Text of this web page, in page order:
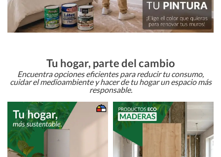
Tu hogar, parte del cambio
Encuentra opciones eficientes para reducir tu consumo,
cuidar el medioambiente y hacer de tu hogar un espacio más
responsable.